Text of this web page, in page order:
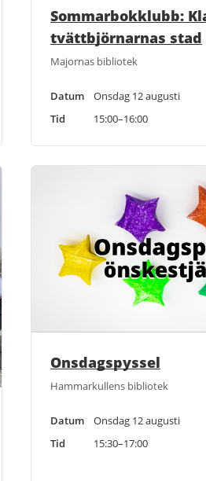
Sommarbokklubb:
tvättbjörnarnas stad
Majornas bibliotek
Datum
Onsdag 12 augusti
Tid
15:00–16:00
Onsdagspyssel
Hammarkullens bibliotek
Datum
Onsdag 12 augusti
Tid
15:30–17:00